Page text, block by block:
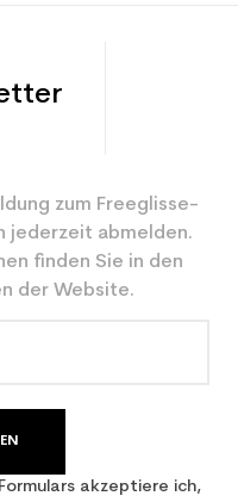
zum Freeglisse-
jederzeit abmelden.
finden Sie in den
der Website.
akzeptiere ich,